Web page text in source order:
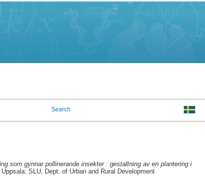
Search
som gynnar pollinerande insekter : gestaltning av en plantering i
SLU, Dept. of Urban and Rural Development